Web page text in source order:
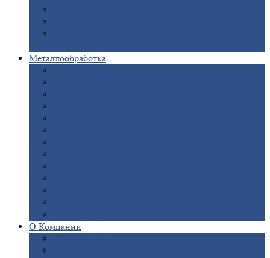
Металлообработка
О Компании